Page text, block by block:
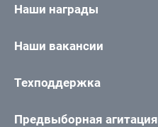
Наши награды
Наши вакансии
Техподдержка
Предвыборная агитация